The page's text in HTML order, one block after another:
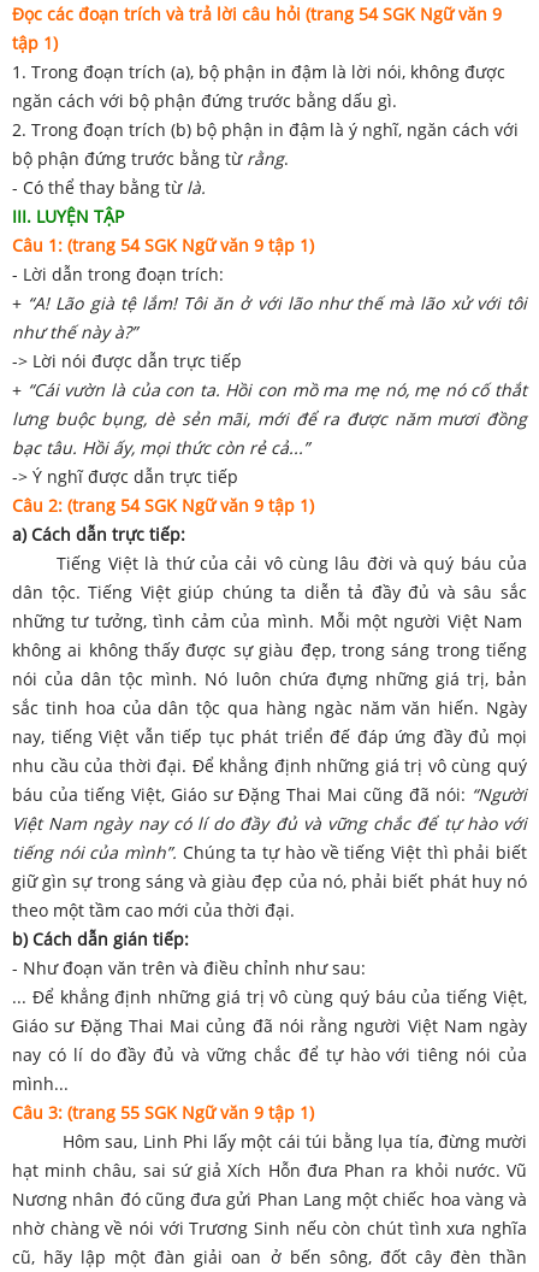
Đọc các đoạn trích và trả lời câu hỏi (trang 54 SGK Ngữ văn 9
tập 1)
1. Trong đoạn trích (a), bộ phận in đậm là lời nói, không được
ngăn cách với bộ phận đứng trước bằng dấu gì.
2. Trong đoạn trích (b) bộ phận in đậm là ý nghĩ, ngăn cách với
bộ phận đứng trước bằng từ rằng.
- Có thể thay bằng từ là.
III. LUYỆN TẬP
Câu 1: (trang 54 SGK Ngữ văn 9 tập 1)
- Lời dẫn trong đoạn trích:
+ “A! Lão già tệ lắm! Tôi ăn ở với lão như thế mà lão xử với tôi
như thế này à?”
-> Lời nói được dẫn trực tiếp
+ “Cái vườn là của con ta. Hồi con mồ ma mẹ nó, mẹ nó cố thắt
lưng buộc bụng, dè sẻn mãi, mới để ra được năm mươi đồng
bạc tâu. Hồi ấy, mọi thức còn rẻ cả...”
-> Ý nghĩ được dẫn trực tiếp
Câu 2: (trang 54 SGK Ngữ văn 9 tập 1)
a) Cách dẫn trực tiếp:
Tiếng Việt là thứ của cải vô cùng lâu đời và quý báu của
dân tộc. Tiếng Việt giúp chúng ta diễn tả đầy đủ và sâu sắc
những tư tưởng, tình cảm của mình. Mỗi một người Việt Nam
không ai không thấy được sự giàu đẹp, trong sáng trong tiếng
nói của dân tộc mình. Nó luôn chứa đựng những giá trị, bản
sắc tinh hoa của dân tộc qua hàng ngàc năm văn hiến. Ngày
nay, tiếng Việt vẫn tiếp tục phát triển đế đáp ứng đầy đủ mọi
nhu cầu của thời đại. Để khẳng định những giá trị vô cùng quý
báu của tiếng Việt, Giáo sư Đặng Thai Mai cũng đã nói: “Người
Việt Nam ngày nay có lí do đầy đủ và vững chắc để tự hào với
tiếng nói của mình”. Chúng ta tự hào về tiếng Việt thì phải biết
giữ gìn sự trong sáng và giàu đẹp của nó, phải biết phát huy nó
theo một tầm cao mới của thời đại.
b) Cách dẫn gián tiếp:
- Như đoạn văn trên và điều chỉnh như sau:
... Để khẳng định những giá trị vô cùng quý báu của tiếng Việt,
Giáo sư Đặng Thai Mai củng đã nói rằng người Việt Nam ngày
nay có lí do đầy đủ và vững chắc để tự hào với tiêng nói của
mình...
Câu 3: (trang 55 SGK Ngữ văn 9 tập 1)
Hôm sau, Linh Phi lấy một cái túi bằng lụa tía, đừng mười
hạt minh châu, sai sứ giả Xích Hỗn đưa Phan ra khỏi nước. Vũ
Nương nhân đó cũng đưa gửi Phan Lang một chiếc hoa vàng và
nhờ chàng về nói với Trương Sinh nếu còn chút tình xưa nghĩa
cũ, hãy lập một đàn giải oan ở bến sông, đốt cây đèn thần